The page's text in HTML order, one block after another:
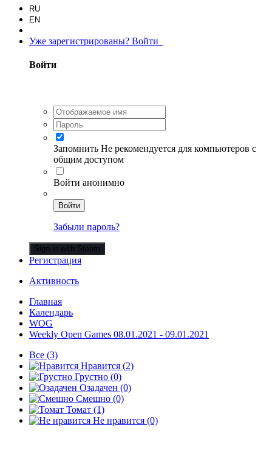
RU
EN
Уже зарегистрированы? Войти
Войти
Запомнить Не рекомендуется для компьютеров с
общим доступом
Войти анонимно
Войти
Забыли пароль?
Sign in with Steam
Регистрация
Активность
Главная
Календарь
WOG
Weekly Open Games 08.01.2021 - 09.01.2021
Все (3)
Нравится (2)
Грустно (0)
Озадачен (0)
Смешно (0)
Томат (1)
Не нравится (0)